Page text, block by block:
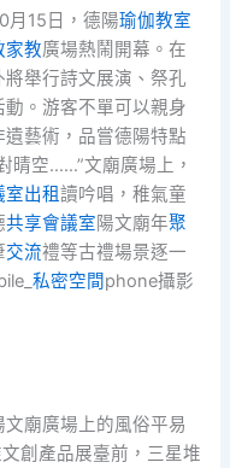
0月15日，德陽瑜伽教室
家教廣場熱鬧開幕。在
舉行詩文展演、祭孔
。游客不單可以親身
藝術，品嘗德陽特點
晴空……”文廟廣場上，
室出租讀吟唱，稚氣童
共享會議室陽文廟年聚
交流禮等古禮場景逐一
私密空間phone攝影
廟廣場上的風俗平易
創產品展臺前，三星堆